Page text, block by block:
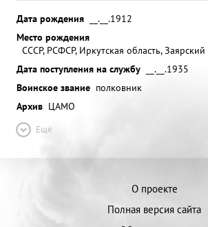
Дата рождения
__.__.1912
Место рождения
СССР, РСФСР, Иркутская область,
Дата поступления на службу
__.__.1935
Воинское звание полковник
Архив ЦАМО
Ещё
О проекте
Полная версия сайта